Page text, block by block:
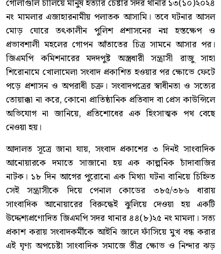
গোলাগুলি চালিয়ে মানুষ হত্যার চেষ্টার সদর থানার ১৩(১০)২০২৪
নং মামলার এজাহারনামীয় পলাতক আসামি। তবে ঘটনার আসল
মোড় ঘোরে তৎকালীন পুলিশ প্রশাসনের নগ্ন হস্তক্ষেপ ও
প্রভাবশালী মহলের গোপন আঁতাতের চিত্র সামনে আসার পর।
জিএমপি কমিশনারের মদদপুষ্ট অস্ত্রধারী সন্ত্রাসী রাজু সাহা
শিরোনামে খোলামেলা সংবাদ প্রকাশিত হওয়ার পর ক্ষোভে ফেটে
পড়ে প্রশাসন ও অপরাধী চক্র। সংবাদপত্রের স্বাধীনতা ও সত্যের
তোয়াক্কা না করে, কোনো প্রাতিষ্ঠানিক প্রতিবাদ বা প্রেস কাউন্সিলে
অভিযোগ না জানিয়ে, প্রতিশোধের এক হিংসাত্মক পথ বেছে
নেওয়া হয়।
আদালত সূত্রে জানা যায়, সংবাদ প্রকাশের ৩ দিনই সাংবাদিক
আনোয়ারকে দমাতে সাজানো হয় এক কাল্পনিক চাঁদাবাজির
নাটক। ১৮ দিন আগের পুরোনো এক মিথ্যা ঘটনা বানিয়ে চিহ্নিত
সেই সন্ত্রাসীকে দিয়ে পেনাল কোডের ৩৮৫/৩৮৬ ধারায়
সাংবাদিক আনোয়ারের বিরুদ্ধেই ঝুলিয়ে দেওয়া হয় একটি
উদ্দেশ্যপ্রণোদিত জিএমপি সদর থানার ৪৪(৮)২৫ নং মামলা। সত্য
প্রকাশ করায় সংবাদকর্মীকে আইনি জালে ফাঁসিয়ে মুখ বন্ধ করার
এই ঘৃণ্য অপচেষ্টা সাংবাদিক সমাজে তীব্র ক্ষোভ ও নিন্দার ঝড়